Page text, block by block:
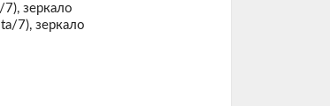
7), зеркало
7), зеркало